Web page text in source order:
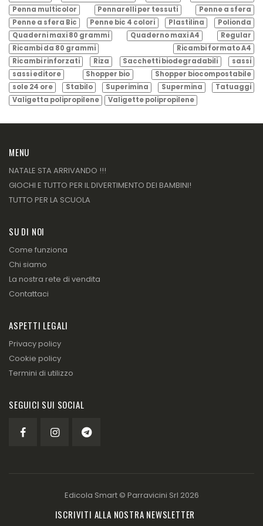
Penna multicolor
Pennarelli per tessuti
Penne a sfera
Penne a sfera Bic
Penne bic 4 colori Plastilina
Polionda
Quaderni maxi 80 grammi
Quaderno maxi A4
Regular
Ricambi da 80 grammi
Ricambi formato A4
Ricambi rinforzati
Riza Sacchetti biodegradabili
sassi
sassi editore
Shopper bio
Shopper biocompostabile
sole 24 ore
Stabilo Superimina Supermina
Tatuaggi
Valigetta polipropilene
Valigette polipropilene
MENU
NATALE STA ARRIVANDO !!!
GIOCHI E TUTTO PER IL DIVERTIMENTO DEI BAMBINI!
TUTTO PER LA SCUOLA
SU DI NOI
Come funziona
Chi siamo
La nostra rete di vendita
Contattaci
ASPETTI LEGALI
Privacy policy
Cookie policy
Termini di utilizzo
SEGUICI SUI SOCIAL
Edicola Smart © Parravicini Srl 2026
ISCRIVITI ALLA NOSTRA NEWSLETTER